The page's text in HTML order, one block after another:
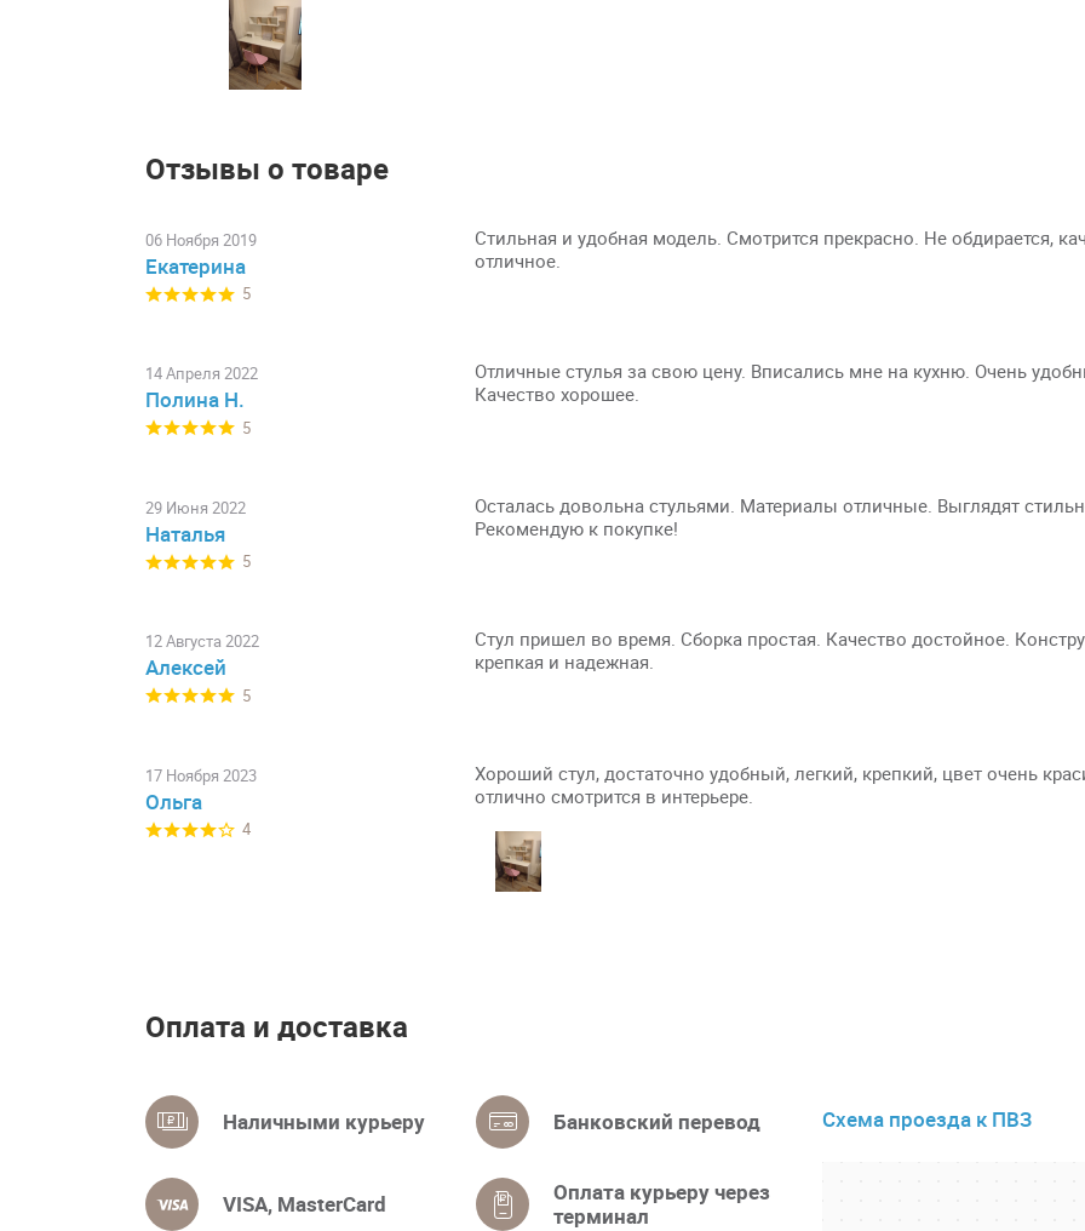
Отзывы о товаре
06 Ноября 2019
Екатерина
5
Стильная и удобная модель. Смотрится прекрасно. Не обдирается,
отличное.
14 Апреля 2022
Полина Н.
5
Отличные стулья за свою цену. Вписались мне на кухню. Очень
Качество хорошее.
29 Июня 2022
Наталья
5
Осталась довольна стульями. Материалы отличные. Выглядят
Рекомендую к покупке!
12 Августа 2022
Алексей
5
Стул пришел во время. Сборка простая. Качество достойное.
крепкая и надежная.
17 Ноября 2023
Ольга
4
Хороший стул, достаточно удобный, легкий, крепкий, цвет очень
отлично смотрится в интерьере.
Оплата и доставка
Наличными курьеру Банковский перевод
VISA, MasterCard
Оплата курьеру через
терминал
Схема проезда к ПВЗ